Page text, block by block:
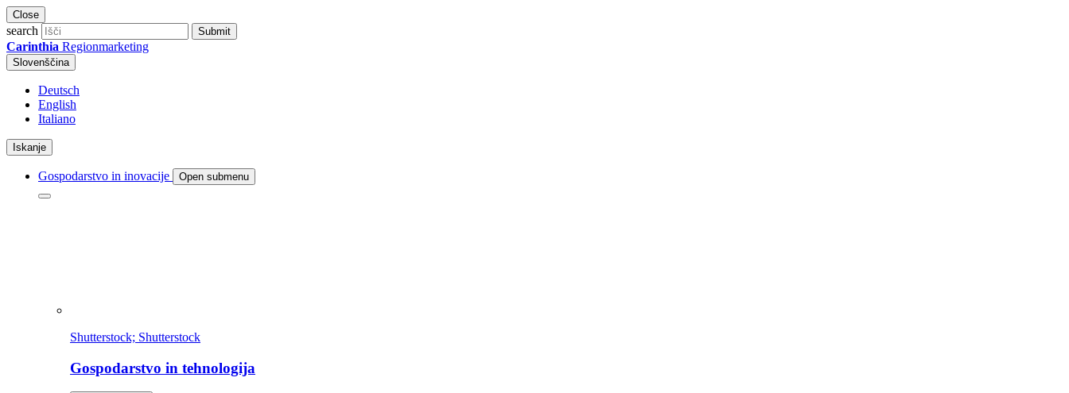
Close
search Submit
Carinthia Regionmarketing
Slovenščina
Deutsch
English
Italiano
Iskanje
Gospodarstvo in inovacije Open submenu
Shutterstock; Shutterstock
Gospodarstvo in tehnologija